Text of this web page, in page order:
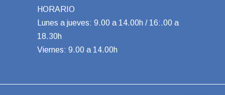
HORARIO
Lunes a jueves: 9.00 a 14.00h / 16:.00 a
18.30h
Viernes: 9.00 a 14.00h